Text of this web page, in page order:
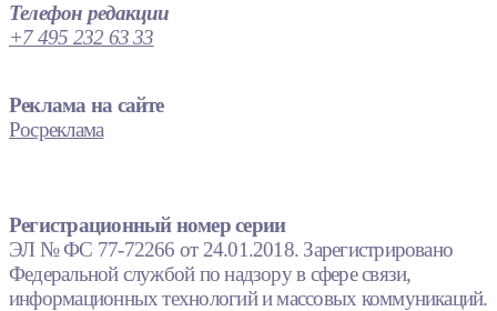
Телефон редакции
+7 495 232 63 33
Реклама на сайте
Росреклама
Регистрационный номер серии
ЭЛ № ФС 77-72266 от 24.01.2018. Зарегистрировано
Федеральной службой по надзору в сфере связи,
информационных технологий и массовых коммуникаций.